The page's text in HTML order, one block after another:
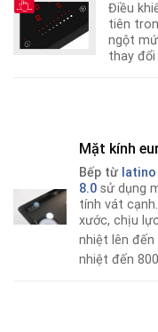
Điều
tiên
ngột
thay
Mặt kính
Bếp từ latino
8.0sử dụng
tính vát
xước, chịu
nhiệt lên đến
nhiệt đến 800